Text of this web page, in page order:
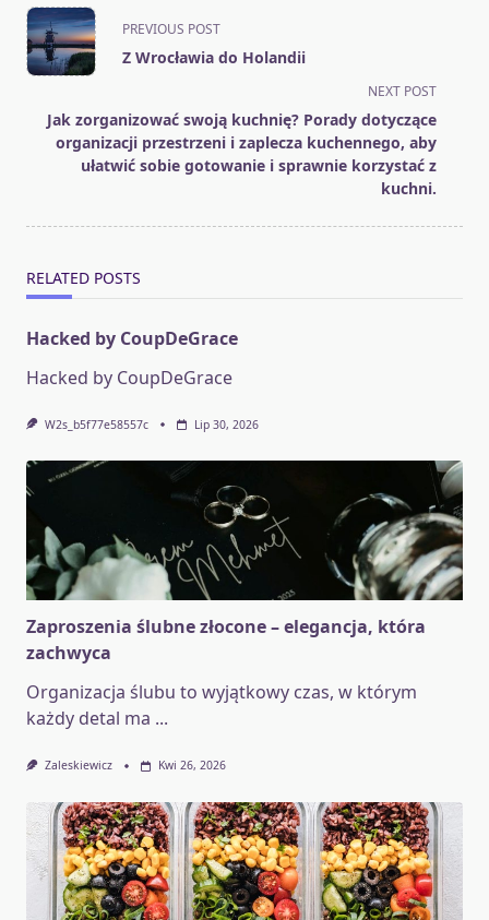
<span
class="nav-
subtitle
reader-
text">Page</span>
PREVIOUS POST
Z Wrocławia do Holandii
NEXT POST
Jak zorganizować swoją kuchnię? Porady dotyczące
organizacji przestrzeni i zaplecza kuchennego, aby
ułatwić sobie gotowanie i sprawnie korzystać z
kuchni.
RELATED POSTS
Hacked by CoupDeGrace
Hacked by CoupDeGrace
W2s_b5f77e58557c Lip 30, 2026
Zaproszenia ślubne złocone – elegancja, która
zachwyca
Organizacja ślubu to wyjątkowy czas, w którym
każdy detal ma ...
Zaleskiewicz Kwi 26, 2026